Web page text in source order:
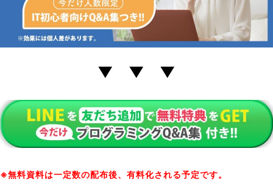
▼ ▼ ▼
※無料資料は一定数の配布後、有料化される予定です。